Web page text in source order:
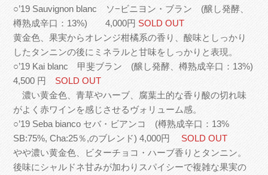
○’19 Sauvignon blanc ソ−ビニヨン・ブラン (醸し発酵、
樽熟成辛口：13%) 4,000円 SOLD OUT
黄金色、果実からオレンジ柑橘系の香り、酸味としっかり
したタンニンの後にミネラルと甘味をしっかりと表現。
○’19 Kai blanc 甲斐ブラン (醸し発酵、樽熟成辛口：13%)
4,500 円 SOLD OUT
濃い黄金色、青草やハーブ、腐葉土的な香り酸の切れ味
がよく赤ワインを感じさせるヴォリューム感。
○’19 Seba bianco セバ・ビアンコ (樽熟成辛口：13%
SB:75%, Cha:25％,のブレンド) 4,000円
SOLD OUT
やや濃い黄金色、ビターチョコ・ハーブ香りとタンニン。
後味にシャルドネ甘みが加わりスパイシーで複雑な果実の